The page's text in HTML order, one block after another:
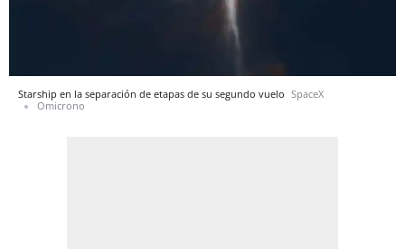
Starship en la separación de etapas de su segundo vuelo SpaceX
Omicrono